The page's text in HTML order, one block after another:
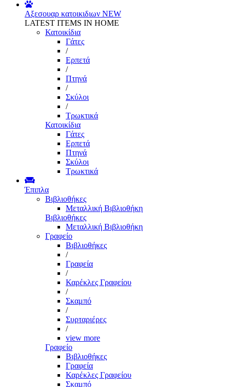
Αξεσουαρ κατοικιδιων NEW
LATEST ITEMS IN HOME
Κατοικίδια
Γάτες
/
Ερπετά
/
Πτηνά
/
Σκύλοι
/
Τρωκτικά
Κατοικίδια
Γάτες
Ερπετά
Πτηνά
Σκύλοι
Τρωκτικά
Έπιπλα
Βιβλιοθήκες
Μεταλλική Βιβλιοθήκη
Βιβλιοθήκες
Μεταλλική Βιβλιοθήκη
Γραφείο
Βιβλιοθήκες
/
Γραφεία
/
Καρέκλες Γραφείου
/
Σκαμπό
/
Συρταριέρες
/
view more
Γραφείο
Βιβλιοθήκες
Γραφεία
Καρέκλες Γραφείου
Σκαμπό